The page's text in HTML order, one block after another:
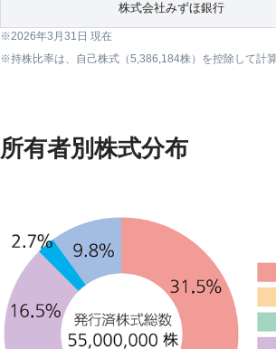
株式会社みずほ銀行
2026年3月31日 現在
持株比率は、自己株式（5,386,184株）を控除して計
所有者別株式分布